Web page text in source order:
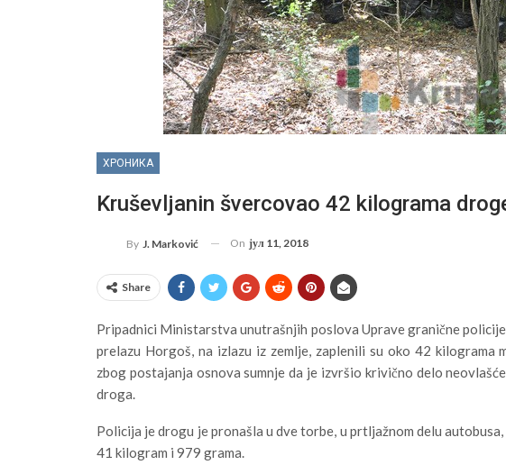
ХРОНИКА
Kruševljanin švercovao 42 kilograma
By J. Marković On јул 11, 2018
Share
Pripadnici Ministarstva unutrašnjih poslova Uprave granične
prelazu Horgoš, na izlazu iz zemlje, zaplenili su oko 42 kilograma
zbog postajanja osnova sumnje da je izvršio krivično delo
droga.
Policija je drogu je pronašla u dve torbe, u prtljažnom delu
41 kilogram i 979 grama.